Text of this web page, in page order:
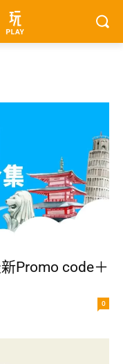
Promo code＋
0